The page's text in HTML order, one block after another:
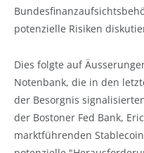
potenzielle Risiken
Dies folgte auf
Notenbank, die in den
der Besorgnis
der Bostoner Fed Bank,
marktführenden